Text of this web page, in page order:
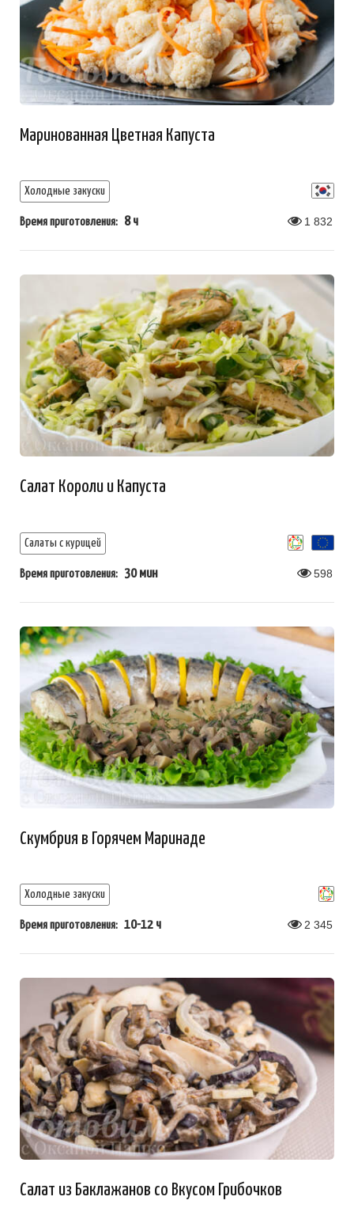
Маринованная Цветная Капуста
Холодные закуски
Время приготовления: 8 ч 1 832
Салат Короли и Капуста
Салаты с курицей
Время приготовления: 30 мин 598
Скумбрия в Горячем Маринаде
Холодные закуски
Время приготовления: 10-12 ч 2 345
Салат из Баклажанов со Вкусом Грибочков